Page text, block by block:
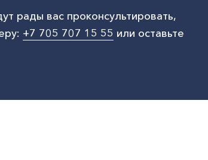
рады вас проконсультировать,
+7 705 707 15 55 или оставьте